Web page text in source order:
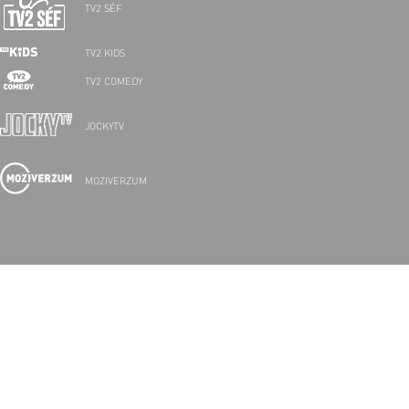
TV2 SÉF
TV2 KIDS
TV2 COMEDY
JOCKYTV
MOZIVERZUM